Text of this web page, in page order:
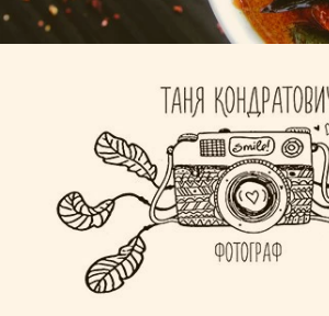
Таня Кондратович